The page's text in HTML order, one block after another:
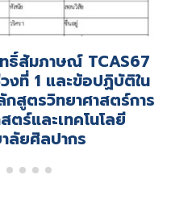
ธิ์สัมภาษณ์ TCAS67
งที่ 1 และข้อปฏิบัติใน
สูตรวิทยาศาสตร์การ
ร์และเทคโนโลยี
ลัยศิลปากร